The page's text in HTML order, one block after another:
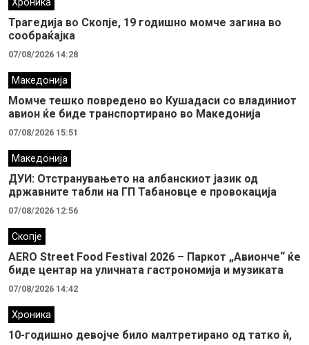
Хроника
Трагедија во Скопје, 19 годишно момче загина во
сообраќајка
07/08/2026 14:28
Македонија
Момче тешко повредено во Кушадаси со владиниот
авион ќе биде транспортирано во Македонија
07/08/2026 15:51
Македонија
ДУИ: Отстранувањето на албанскиот јазик од
државните табли на ГП Табановце е провокација
07/08/2026 12:56
Скопје
AERO Street Food Festival 2026 – Паркот „Авионче“ ќе
биде центар на уличната гастрономија и музиката
07/08/2026 14:42
Хроника
10-годишно девојче било малтретирано од татко ѝ,